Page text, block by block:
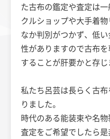
た古布の鑑定や査定は
クルショップや大手着
なか判別がつかず、低
性がありますので古布
することが肝要かと存じ
私たち呂芸は長らく古
りました。
時代のある能装束や名
査定をご希望でしたら